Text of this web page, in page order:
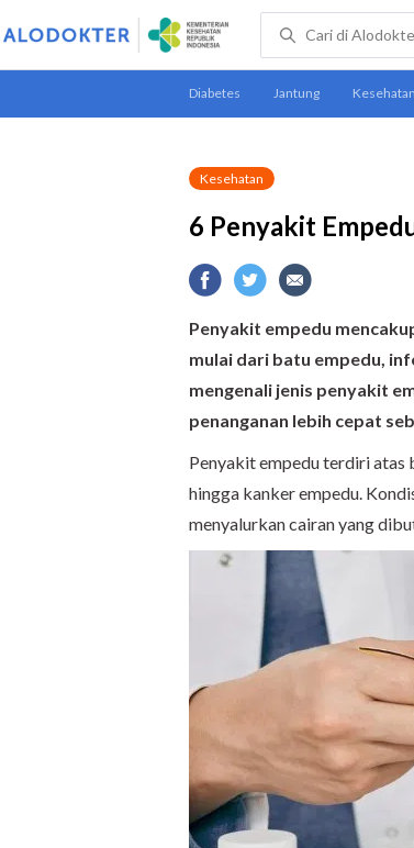
Kesehatan
6 Penyakit
Penyakit empedu
mulai dari batu empedu,
mengenali jenis penyakit
penanganan lebih cepat
Penyakit empedu terdiri atas
hingga kanker empedu.
menyalurkan cairan yang